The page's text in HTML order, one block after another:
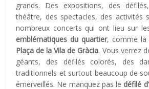
grands. Des expositions, des
théâtre, des spectacles, des activités
nombreux concerts qui ont lieu sur
emblématiques du quartier, comme la
Plaça de la Vila de Gràcia. Vous verrez
géants, des défilés colorés, des
traditionnels et surtout beaucoup de
émerveillés. Ne manquez pas le défilé